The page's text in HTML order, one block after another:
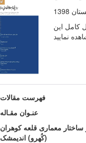
1398
کامل این
فهرست مقالات
عنـوان مقـاله
معماری قلعه کوهران
(کُهرو) اندیمشک